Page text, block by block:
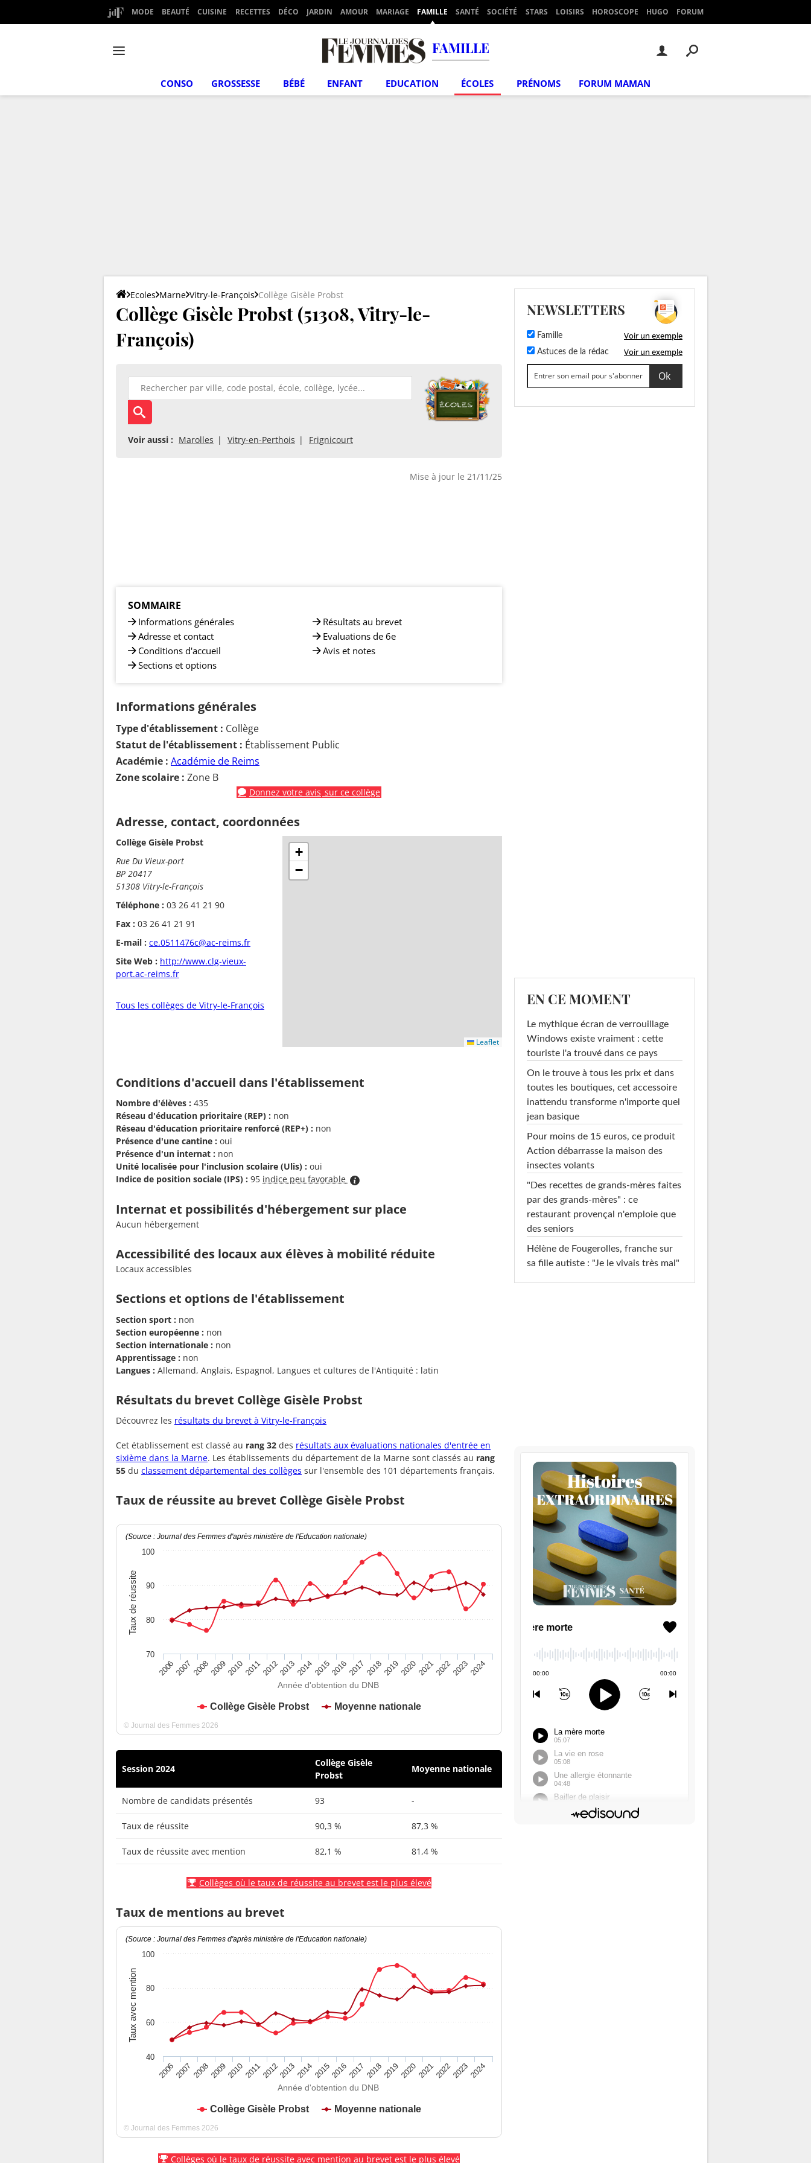
MODE BEAUTÉ CUISINE RECETTES DÉCO JARDIN AMOUR MARIAGE FAMILLE SANTÉ SOCIÉTÉ STARS LOISIRS HOROSCOPE HUGO FORUM
FAMILLE
CONSO GROSSESSE BÉBÉ ENFANT EDUCATION ÉCOLES PRÉNOMS FORUM MAMAN
Ecoles Marne Vitry-le-François Collège Gisèle Probst
Collège Gisèle Probst (51308, Vitry-le-
François)
Voir aussi : Marolles Vitry-en-Perthois Frignicourt
Mise à jour le 21/11/25
SOMMAIRE
Informations générales
Adresse et contact
Conditions d'accueil
Sections et options
Résultats au brevet
Evaluations de 6e
Avis et notes
Informations générales
Type d'établissement : Collège
Statut de l'établissement : Établissement Public
Académie : Académie de Reims
Zone scolaire : Zone B
Donnez votre avis sur ce collège
Adresse, contact, coordonnées
Collège Gisèle Probst
Rue Du Vieux-port
BP 20417
51308 Vitry-le-François
Téléphone : 03 26 41 21 90
Fax : 03 26 41 21 91
E-mail : ce.0511476c@ac-reims.fr
Site Web : http://www.clg-vieux-
port.ac-reims.fr
Tous les collèges de Vitry-le-François
+
−
Leaflet
Conditions d'accueil dans l'établissement
Nombre d'élèves : 435
Réseau d'éducation prioritaire (REP) : non
Réseau d'éducation prioritaire renforcé (REP+) : non
Présence d'une cantine : oui
Présence d'un internat : non
Unité localisée pour l'inclusion scolaire (Ulis) : oui
Indice de position sociale (IPS) : 95 indice peu favorable
Internat et possibilités d'hébergement sur place
Aucun hébergement
Accessibilité des locaux aux élèves à mobilité réduite
Locaux accessibles
Sections et options de l'établissement
Section sport : non
Section européenne : non
Section internationale : non
Apprentissage : non
Langues : Allemand, Anglais, Espagnol, Langues et cultures de l'Antiquité : latin
Résultats du brevet Collège Gisèle Probst
Découvrez les résultats du brevet à Vitry-le-François
Cet établissement est classé au rang 32 des résultats aux évaluations nationales d'entrée en
sixième dans la Marne. Les établissements du département de la Marne sont classés au rang
55 du classement départemental des collèges sur l'ensemble des 101 départements français.
Taux de réussite au brevet Collège Gisèle Probst
Année d'obtention du DNB
Taux de réussite
(Source : Journal des Femmes d'après ministère de l'Education nationale)
Collège Gisèle Probst Moyenne nationale
2006200720082009201020112012201320142015201620172018201920202021202220232024
70
80
90
100
© Journal des Femmes 2026
Session 2024
Collège Gisèle
Probst
Moyenne nationale
Nombre de candidats présentés 93 -
Taux de réussite 90,3 % 87,3 %
Taux de réussite avec mention 82,1 % 81,4 %
Collèges où le taux de réussite au brevet est le plus élevé
Taux de mentions au brevet
Année d'obtention du DNB
Taux avec mention
(Source : Journal des Femmes d'après ministère de l'Education nationale)
Collège Gisèle Probst Moyenne nationale
2006200720082009201020112012201320142015201620172018201920202021202220232024
40
60
80
100
© Journal des Femmes 2026
Collèges où le taux de réussite avec mention au brevet est le plus élevé
NEWSLETTERS
Famille Voir un exemple
Astuces de la rédac Voir un exemple
EN CE MOMENT
Le mythique écran de verrouillage
Windows existe vraiment : cette
touriste l'a trouvé dans ce pays
On le trouve à tous les prix et dans
toutes les boutiques, cet accessoire
inattendu transforme n'importe quel
jean basique
Pour moins de 15 euros, ce produit
Action débarrasse la maison des
insectes volants
"Des recettes de grands-mères faites
par des grands-mères" : ce
restaurant provençal n'emploie que
des seniors
Hélène de Fougerolles, franche sur
sa fille autiste : "Je le vivais très mal"